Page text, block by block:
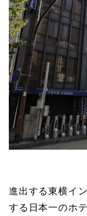
進出する東横イ
する日本一のホ